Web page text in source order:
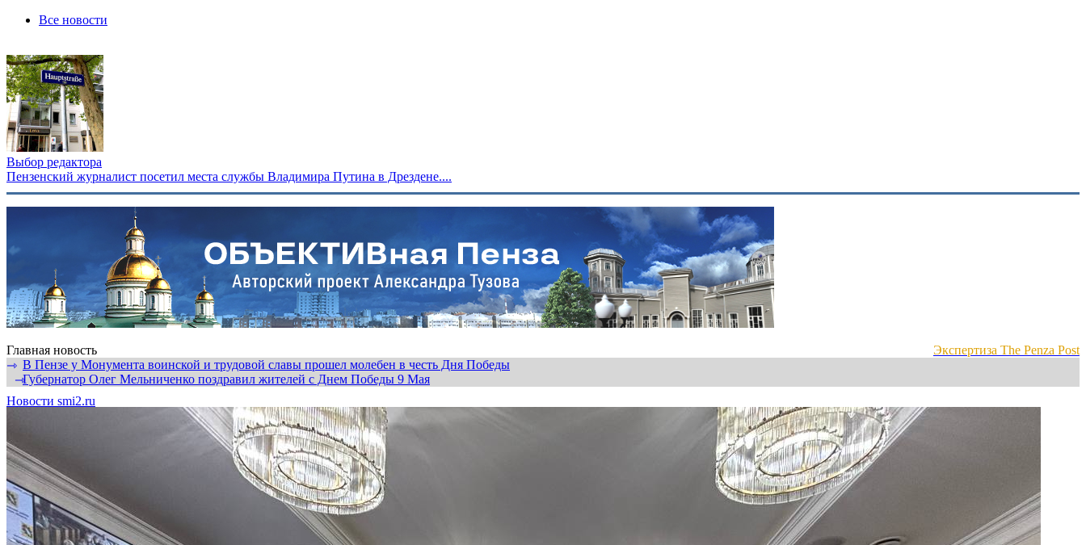
Все новости
Выбор редактора
Пензенский журналист посетил места службы Владимира Путина в Дрездене....
Главная новость
Экспертиза The Penza Post
⇾ В Пензе у Монумента воинской и трудовой славы прошел молебен в честь Дня Победы
⇾Губернатор Олег Мельниченко поздравил жителей с Днем Победы 9 Мая
Новости smi2.ru